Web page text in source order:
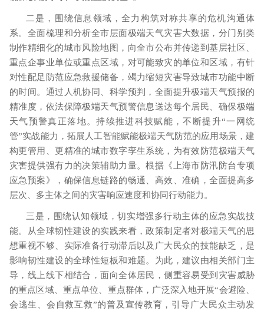
二是，围绕信息领域，全力构筑对称共享的危机沟通体
系。全面梳理和分析全市层面极端天气灾害大数据，分门别类
制作精细化的城市风险地图，向全市公布并传递到基层社区、
重点企事业单位或重点区域，对可能致灾的单位和区域，有针
对性配足防范应急救援储备，竭力缩短灾害导致城市功能中断
的时间。通过人机协同、科学预判，全面提升极端天气预报的
精准度，依法保障极端天气预警信息送达每个居民、确保极端
天气预警真正落地。持续推进科技赋能，不断提升“一网统
管”实战能力，拓展人工智能赋能极端天气防范的应用场景，建
构更管用、更精准的城市数字孪生系统，为有效防范极端天气
灾害提供强有力的决策辅助力量。根据《上海市防汛防台专项
应急预案》，确保信息链路的畅通、高效、准确，全面提高多
层次、多主体之间的灾害响应速度和协同行动能力。
三是，围绕认知领域，切实增强多行动主体的应急实战技
能。从全球韧性建设的实践来看，政策制定者对极端天气的思
想重视不够、实际准备行动滞后以及广大民众的技能缺乏，是
影响韧性建设的全球性短板和难题。为此，建议由相关部门主
导，线上线下相结合，面向全体居民，侧重容易受到灾害威胁
的重点区域、重点单位、重点群体，广泛深入地开展“会避险、
会逃生、会自救互救”的普及宣传教育，引导广大民众主动发